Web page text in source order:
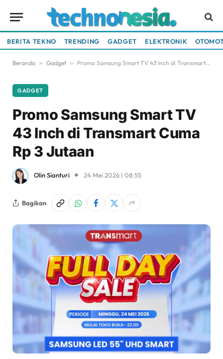
BERITA TEKNO TRENDING GADGET ELEKTRONIK
Beranda » Gadget » Promo Samsung Smart TV 43 Inch di Transmart Cuma Rp 3 Jutaan
GADGET
Promo Samsung Smart TV
43 Inch di Transmart Cuma
Rp 3 Jutaan
Olin Sianturi 24 Mei 2026 | 08:55
Bagikan